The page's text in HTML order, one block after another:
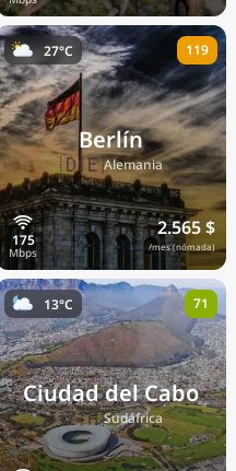
Berlín
🇩🇪Alemania
2.565 $
/mes (nómada)
27°C 119
Ciudad del Cabo
🇿🇦Sudáfrica
13°C 71